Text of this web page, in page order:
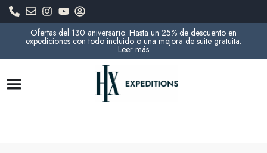
Ofertas del 130 aniversario: Hasta un 25% de descuento en
expediciones con todo incluido o una mejora de suite gratuita.
Leer más